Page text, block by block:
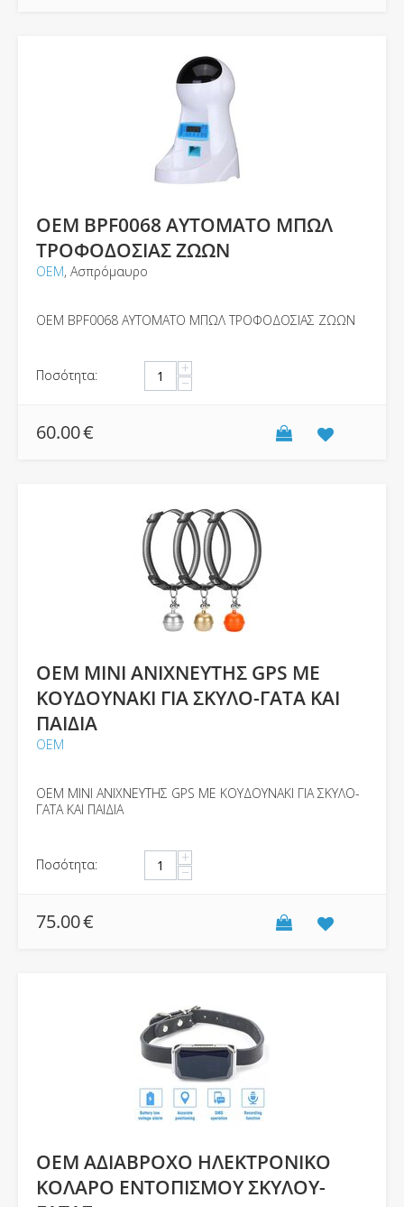
ΟΕΜ BPF0068 ΑΥΤΟΜΑΤΟ ΜΠΩΛ
ΤΡΟΦΟΔΟΣΙΑΣ ΖΩΩΝ
ΟΕΜ, Ασπρόμαυρο
ΟΕΜ BPF0068 ΑΥΤΟΜΑΤΟ ΜΠΩΛ ΤΡΟΦΟΔΟΣΙΑΣ ΖΩΩΝ
Ποσότητα: +
−
60.00€
OEM ΜΙΝΙ ΑΝΙΧΝΕΥΤΗΣ GPS ΜΕ
ΚΟΥΔΟΥΝΑΚΙ ΓΙΑ ΣΚΥΛΟ-ΓΑΤΑ ΚΑΙ
ΠΑΙΔΙΑ
ΟΕΜ
OEM ΜΙΝΙ ΑΝΙΧΝΕΥΤΗΣ GPS ΜΕ ΚΟΥΔΟΥΝΑΚΙ ΓΙΑ ΣΚΥΛΟ-
ΓΑΤΑ ΚΑΙ ΠΑΙΔΙΑ
Ποσότητα: +
−
75.00€
OEM ΑΔΙΑΒΡΟΧΟ ΗΛΕΚΤΡΟΝΙΚΟ
ΚΟΛΑΡΟ ΕΝΤΟΠΙΣΜΟΥ ΣΚΥΛΟΥ-